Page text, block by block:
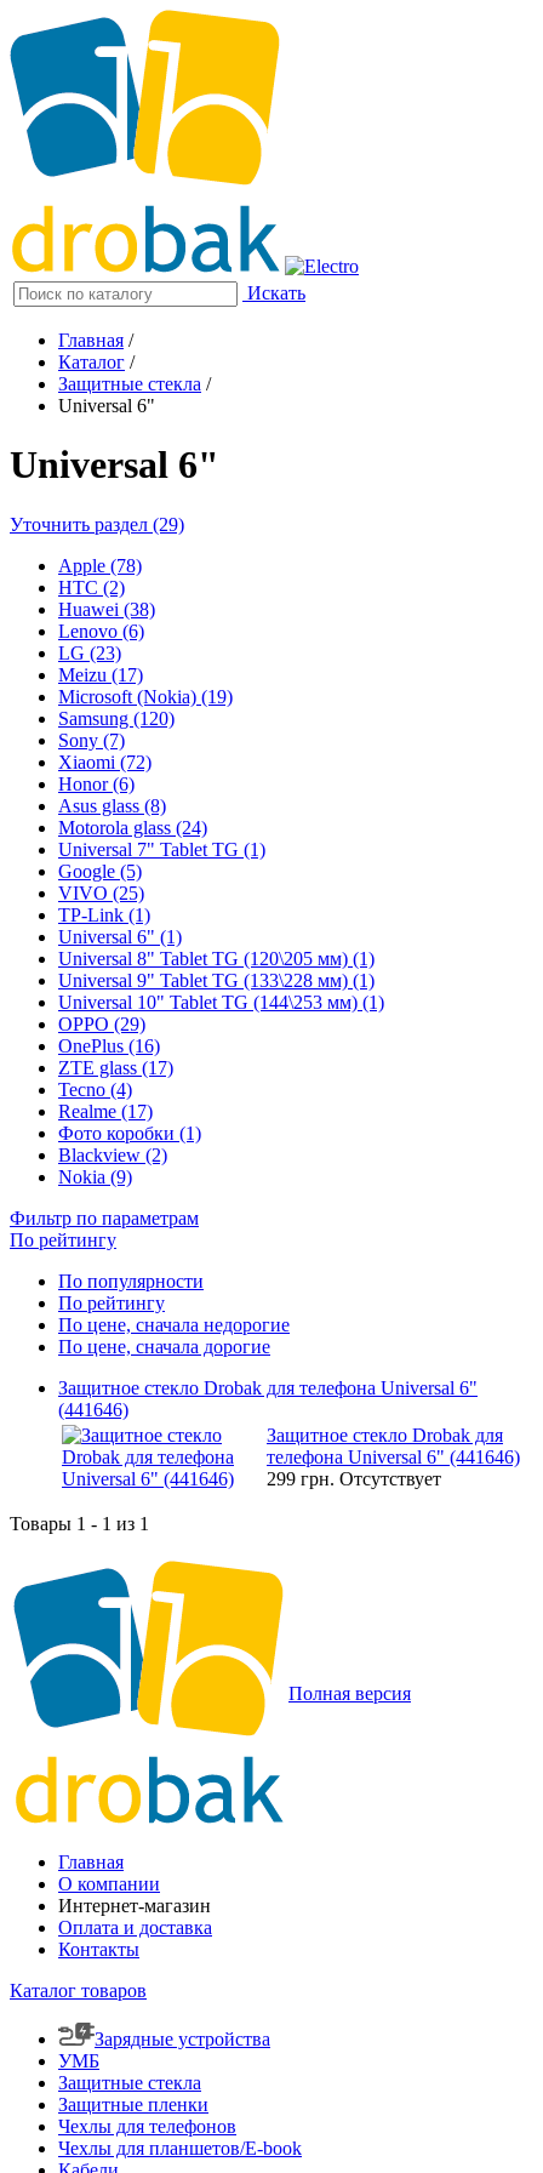
Искать
Главная /
Каталог /
Защитные стекла /
Universal 6"
Universal 6"
Уточнить раздел (29)
Apple (78)
HTC (2)
Huawei (38)
Lenovo (6)
LG (23)
Meizu (17)
Microsoft (Nokia) (19)
Samsung (120)
Sony (7)
Xiaomi (72)
Honor (6)
Asus glass (8)
Motorola glass (24)
Universal 7" Tablet TG (1)
Google (5)
VIVO (25)
TP-Link (1)
Universal 6" (1)
Universal 8" Tablet TG (120\205 мм) (1)
Universal 9" Tablet TG (133\228 мм) (1)
Universal 10" Tablet TG (144\253 мм) (1)
OPPO (29)
OnePlus (16)
ZTE glass (17)
Tecno (4)
Realme (17)
Фото коробки (1)
Blackview (2)
Nokia (9)
Фильтр по параметрам
По рейтингу
По популярности
По рейтингу
По цене, сначала недорогие
По цене, сначала дорогие
Защитное стекло Drobak для телефона Universal 6"
(441646)
Защитное стекло Drobak для
телефона Universal 6" (441646)
299 грн. Отсутствует
Товары 1 - 1 из 1
Полная версия
Главная
О компании
Интернет-магазин
Оплата и доставка
Контакты
Каталог товаров
Зарядные устройства
УМБ
Защитные стекла
Защитные пленки
Чехлы для телефонов
Чехлы для планшетов/E-book